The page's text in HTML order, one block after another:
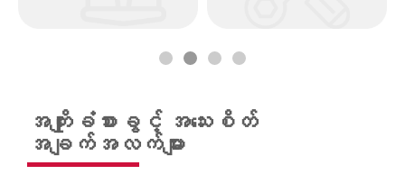
အကျိုးခံစားခွင့် အသေးစိတ်
အချက်အလက်များ